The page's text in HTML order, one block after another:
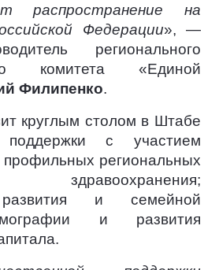
на
Федерации», —
регионального
комитета «Единой
Филипенко.
круглым столом в Штабе
поддержки с участием
профильных региональных
здравоохранения;
развития и семейной
и развития